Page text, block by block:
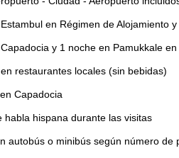
en Régimen de Alojamiento
y 1 noche en Pamukkale
restaurantes locales (sin bebidas)
Capadocia
habla hispana durante las visitas
autobús o minibús según número de